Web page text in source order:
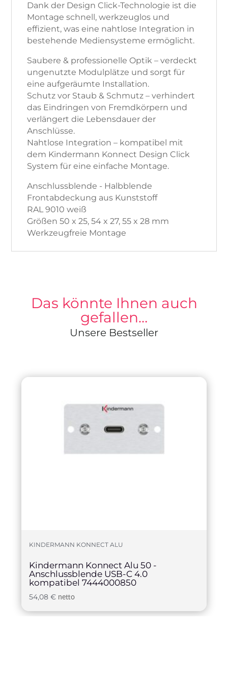
Dank der Design Click-Technologie ist die
Montage schnell, werkzeuglos und
effizient, was eine nahtlose Integration in
bestehende Mediensysteme ermöglicht.
Saubere & professionelle Optik – verdeckt
ungenutzte Modulplätze und sorgt für
eine aufgeräumte Installation.
Schutz vor Staub & Schmutz – verhindert
das Eindringen von Fremdkörpern und
verlängert die Lebensdauer der
Anschlüsse.
Nahtlose Integration – kompatibel mit
dem Kindermann Konnect Design Click
System für eine einfache Montage.
Anschlussblende - Halbblende
Frontabdeckung aus Kunststoff
RAL 9010 weiß
Größen 50 x 25, 54 x 27, 55 x 28 mm
Werkzeugfreie Montage
Das könnte Ihnen auch
gefallen…
Unsere Bestseller
KINDERMANN KONNECT ALU
Kindermann Konnect Alu 50 -
Anschlussblende USB-C 4.0
kompatibel 7444000850
54,08€ netto